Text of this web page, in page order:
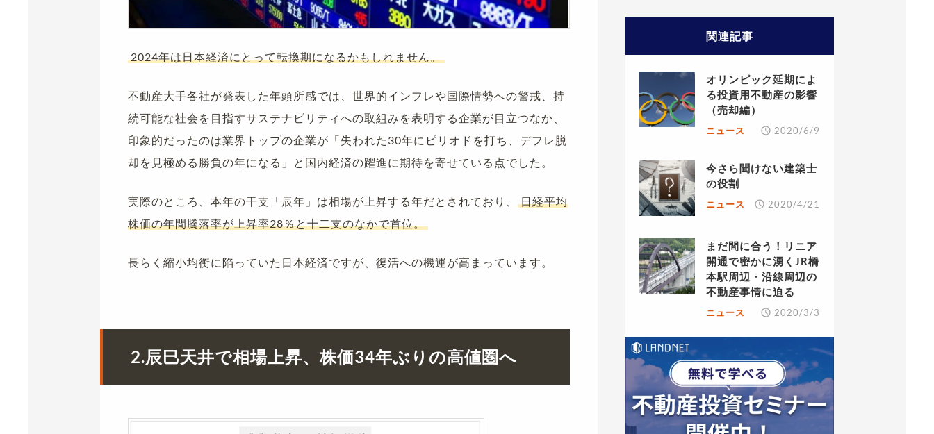
2024年は日本経済にとって転換期になるかもしれません。
不動産大手各社が発表した年頭所感では、世界的インフレや国際情勢への警戒、持
続可能な社会を目指すサステナビリティへの取組みを表明する企業が目立つなか、
印象的だったのは業界トップの企業が「失われた30年にピリオドを打ち、デフレ脱
却を見極める勝負の年になる」と国内経済の躍進に期待を寄せている点でした。
実際のところ、本年の干支「辰年」は相場が上昇する年だとされており、
日経平均
株価の年間騰落率が上昇率28％と十二支のなかで首位。
長らく縮小均衡に陥っていた日本経済ですが、復活への機運が高まっています。
2.辰巳天井で相場上昇、株価34年ぶりの高値圏へ
関連記事
オリンピック延期によ
る投資用不動産の影響
（売却編）
ニュース 2020/6/9
今さら聞けない建築士
の役割
ニュース 2020/4/21
まだ間に合う！リニア
開通で密かに湧くJR橋
本駅周辺・沿線周辺の
不動産事情に迫る
ニュース 2020/3/3